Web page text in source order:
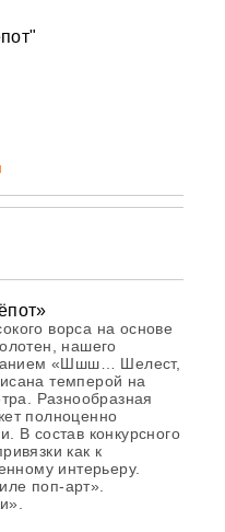
ворса на основе
нашего
«Шшш… Шелест,
темперой на
Разнообразная
полноценно
В состав конкурсного
как к
интерьеру.
поп-арт».